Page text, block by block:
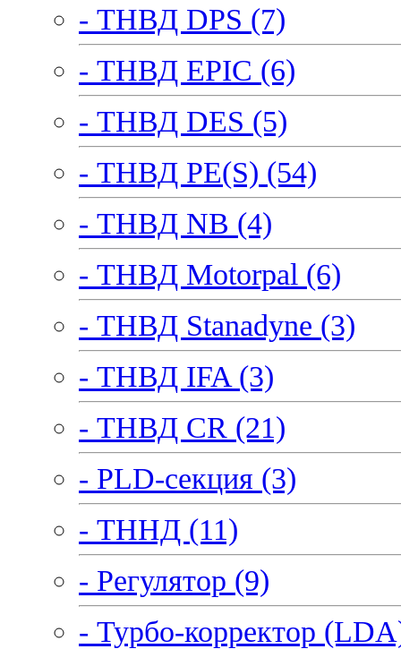
- ТНВД DPS (7)
- ТНВД EPIC (6)
- ТНВД DES (5)
- ТНВД PE(S) (54)
- ТНВД NB (4)
- ТНВД Motorpal (6)
- ТНВД Stanadyne (3)
- ТНВД IFA (3)
- ТНВД CR (21)
- PLD-секция (3)
- ТННД (11)
- Регулятор (9)
- Турбо-корректор